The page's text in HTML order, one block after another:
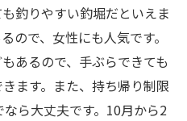
釣りやすい釣堀だといえま
ので、女性にも人気です。
あるので、手ぶらできても
ます。また、持ち帰り制限
ら大丈夫です。10月から2